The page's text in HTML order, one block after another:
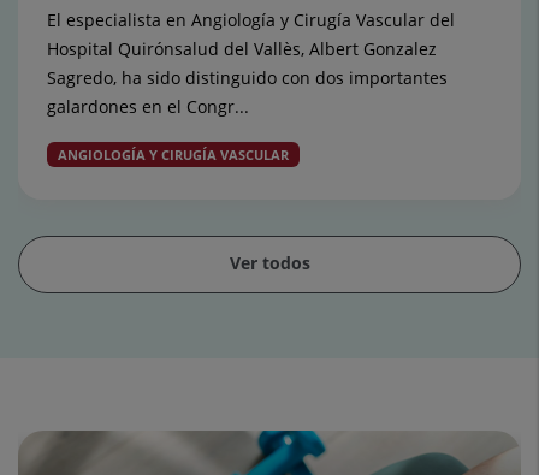
El especialista en Angiología y Cirugía Vascular del
Hospital Quirónsalud del Vallès, Albert Gonzalez
Sagredo, ha sido distinguido con dos importantes
galardones en el Congr...
ANGIOLOGÍA Y CIRUGÍA VASCULAR
Ver todos